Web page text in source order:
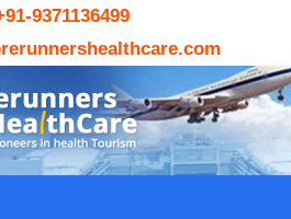
9371136499